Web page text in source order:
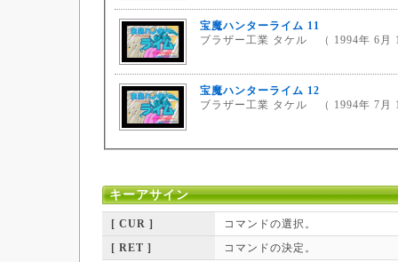
宝魔ハンターライム 11
ブラザー工業 タケル （ 1994年 6月
宝魔ハンターライム 12
ブラザー工業 タケル （ 1994年 7月
キーアサイン
[ CUR ]
コマンドの選択。
[ RET ]
コマンドの決定。